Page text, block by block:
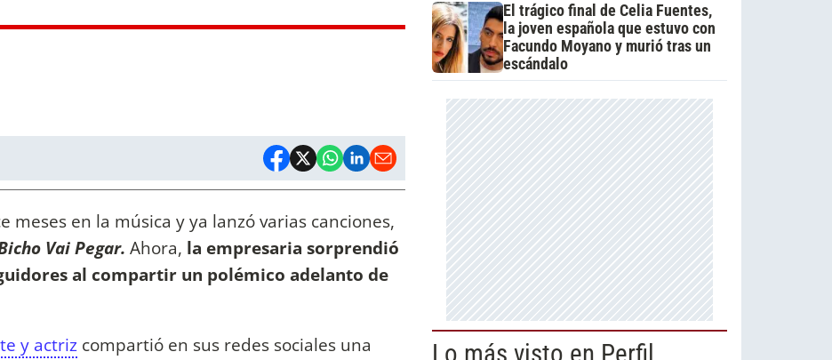
meses en la música y ya lanzó varias canciones,
Vai Pegar. Ahora, la empresaria sorprendió
al compartir un polémico adelanto de
y actriz compartió en sus redes sociales una
El trágico final de Celia Fuentes,
la joven española que estuvo con
Facundo Moyano y murió tras un
escándalo
Lo más visto en Perfil